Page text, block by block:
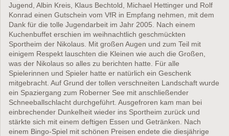
Jugend, Albin Kreis, Klaus Bechtold, Michael Hettinger und Rolf
Konrad einen Gutschein vom VfR in Empfang nehmen, mit dem
Dank für die tolle Jugendarbeit im Jahr 2005. Nach einem
Kuchenbuffet erschien im weihnachtlich geschmückten
Sportheim der Nikolaus. Mit großen Augen und zum Teil mit
einigem Respekt lauschten die Kleinen wie auch die Großen,
was der Nikolaus so alles zu berichten hatte. Für alle
Spielerinnen und Spieler hatte er natürlich ein Geschenk
mitgebracht. Auf Grund der tollen verschneiten Landschaft wurde
ein Spaziergang zum Roberner See mit anschließender
Schneeballschlacht durchgeführt. Ausgefroren kam man bei
einbrechender Dunkelheit wieder ins Sportheim zurück und
stärkte sich mit einem deftigen Essen und Getränken. Nach
einem Bingo-Spiel mit schönen Preisen endete die diesjährige